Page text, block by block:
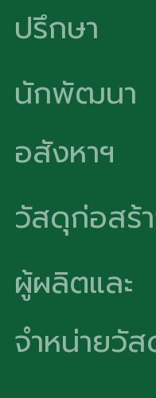
ปรึกษา
นักพัฒนา
อสังหาฯ
วัสดุก่อสร้
ผู้ผลิตและ
จำหน่ายวั